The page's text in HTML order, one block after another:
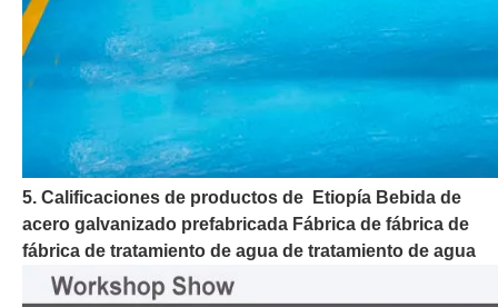
5. Calificaciones de productos de Etiopía Bebida de
acero galvanizado prefabricada Fábrica de fábrica de
fábrica de tratamiento de agua de tratamiento de agua